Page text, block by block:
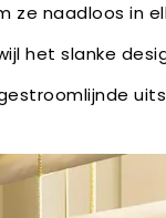
ze naadloos in
het slanke